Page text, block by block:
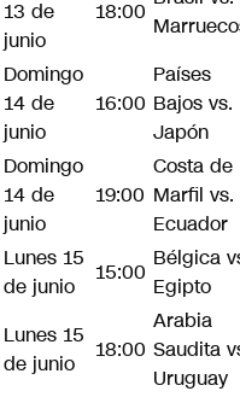
13 de
junio
18:00
Domingo
14 de
junio
16:00
Países
Bajos vs.
Japón
Domingo
14 de
junio
19:00
Costa de
Marfil vs.
Ecuador
Lunes 15
de junio
15:00
Bélgica
Egipto
Lunes 15
de junio
18:00
Arabia
Saudita
Uruguay